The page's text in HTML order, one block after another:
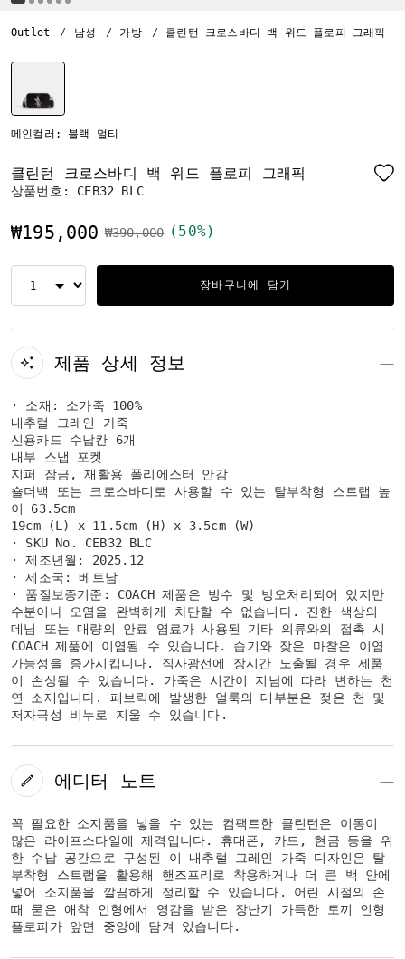
Outlet 남성 가방 클린턴 크로스바디 백 위드 플로피 그래픽
메인컬러: 블랙 멀티
클린턴 크로스바디 백 위드 플로피 그래픽
상품번호: CEB32 BLC
₩195,000 가격 인하 전
₩390,000인하됨
(50%)
장바구니에 담기
제품 상세 정보
· 소재: 소가죽 100%
내추럴 그레인 가죽
신용카드 수납칸 6개
내부 스냅 포켓
지퍼 잠금, 재활용 폴리에스터 안감
숄더백 또는 크로스바디로 사용할 수 있는 탈부착형 스트랩 높
이 63.5cm
19cm (L) x 11.5cm (H) x 3.5cm (W)
· SKU No. CEB32 BLC
· 제조년월: 2025.12
· 제조국: 베트남
· 품질보증기준: COACH 제품은 방수 및 방오처리되어 있지만
수분이나 오염을 완벽하게 차단할 수 없습니다. 진한 색상의
데님 또는 대량의 안료 염료가 사용된 기타 의류와의 접촉 시
COACH 제품에 이염될 수 있습니다. 습기와 잦은 마찰은 이염
가능성을 증가시킵니다. 직사광선에 장시간 노출될 경우 제품
이 손상될 수 있습니다. 가죽은 시간이 지남에 따라 변하는 천
연 소재입니다. 패브릭에 발생한 얼룩의 대부분은 젖은 천 및
저자극성 비누로 지울 수 있습니다.
에디터 노트
꼭 필요한 소지품을 넣을 수 있는 컴팩트한 클린턴은 이동이
많은 라이프스타일에 제격입니다. 휴대폰, 카드, 현금 등을 위
한 수납 공간으로 구성된 이 내추럴 그레인 가죽 디자인은 탈
부착형 스트랩을 활용해 핸즈프리로 착용하거나 더 큰 백 안에
넣어 소지품을 깔끔하게 정리할 수 있습니다. 어린 시절의 손
때 묻은 애착 인형에서 영감을 받은 장난기 가득한 토끼 인형
플로피가 앞면 중앙에 담겨 있습니다.